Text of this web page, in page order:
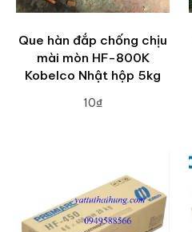
Que hàn đắp chống chịu
mài mòn HF-800K
Kobelco Nhật hộp 5kg
10₫